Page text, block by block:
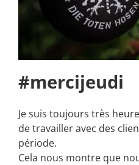
#mercijeudi
Je suis toujours très
de travailler avec des
période.
Cela nous montre que